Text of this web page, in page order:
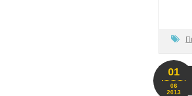
01
06
2013